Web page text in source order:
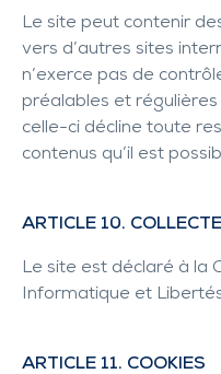
Le site peut contenir
vers d’autres sites
n’exerce pas de
préalables et
celle-ci décline toute
contenus qu’il est
ARTICLE 10.
Le site est déclaré à la
Informatique et
ARTICLE 11. COOKIES